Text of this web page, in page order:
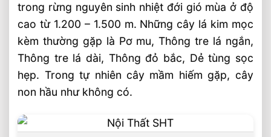
trong rừng nguyên sinh nhiệt đới gió mùa ở độ
cao từ 1.200 – 1.500 m. Những cây lá kim mọc
kèm thường gặp là Pơ mu, Thông tre lá ngắn,
Thông tre lá dài, Thông đỏ bắc, Dẻ tùng sọc
hẹp. Trong tự nhiên cây mầm hiếm gặp, cây
non hầu như không có.